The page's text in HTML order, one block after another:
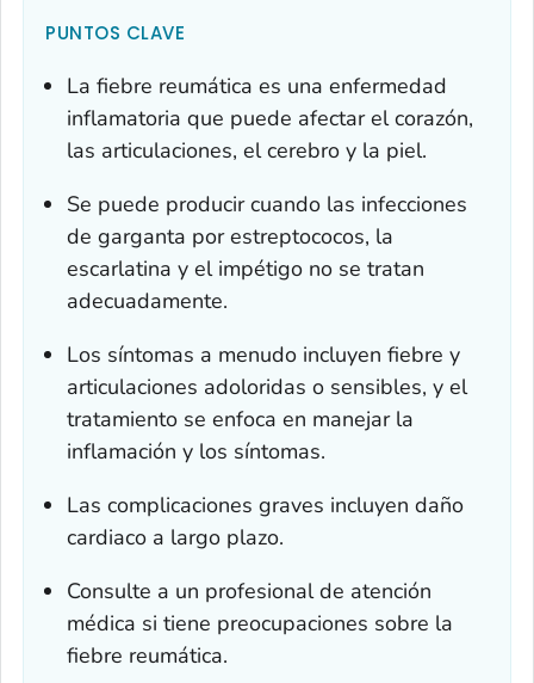
PUNTOS CLAVE
La fiebre reumática es una enfermedad
inflamatoria que puede afectar el corazón,
las articulaciones, el cerebro y la piel.
Se puede producir cuando las infecciones
de garganta por estreptococos, la
escarlatina y el impétigo no se tratan
adecuadamente.
Los síntomas a menudo incluyen fiebre y
articulaciones adoloridas o sensibles, y el
tratamiento se enfoca en manejar la
inflamación y los síntomas.
Las complicaciones graves incluyen daño
cardiaco a largo plazo.
Consulte a un profesional de atención
médica si tiene preocupaciones sobre la
fiebre reumática.